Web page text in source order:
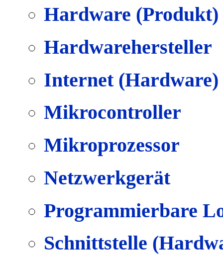
Hardware (Produkt)
Hardwarehersteller
Internet (Hardware)
Mikrocontroller
Mikroprozessor
Netzwerkgerät
Programmierbare
Schnittstelle